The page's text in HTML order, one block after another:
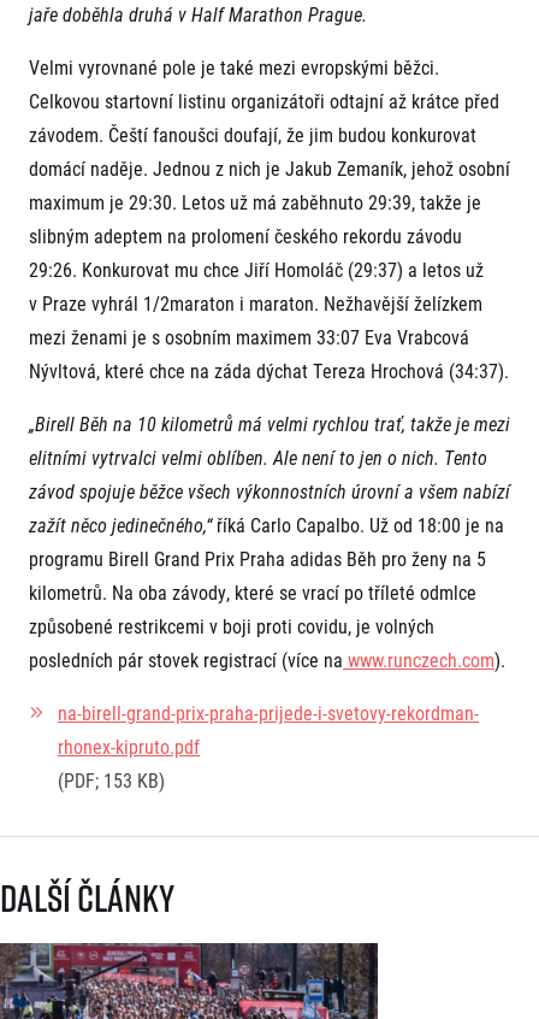
Informace o webu
Všeobecné smluvní podmínky
Informace o cookies
Podmínky GDPR
© 2026 RunCzech s.r.o.
jaře doběhla druhá v Half Marathon Prague.
Velmi vyrovnané pole je také mezi evropskými běžci.
Celkovou startovní listinu organizátoři odtajní až krátce před
závodem. Čeští fanoušci doufají, že jim budou konkurovat
domácí naděje. Jednou z nich je Jakub Zemaník, jehož osobní
maximum je 29:30. Letos už má zaběhnuto 29:39, takže je
slibným adeptem na prolomení českého rekordu závodu
29:26. Konkurovat mu chce Jiří Homoláč (29:37) a letos už
v Praze vyhrál 1/2maraton i maraton. Nežhavější želízkem
mezi ženami je s osobním maximem 33:07 Eva Vrabcová
Nývltová, které chce na záda dýchat Tereza Hrochová (34:37).
„Birell Běh na 10 kilometrů má velmi rychlou trať, takže je mezi
elitními vytrvalci velmi oblíben. Ale není to jen o nich. Tento
závod spojuje běžce všech výkonnostních úrovní a všem nabízí
zažít něco jedinečného,“říká Carlo Capalbo. Už od 18:00 je na
programu Birell Grand Prix Praha adidas Běh pro ženy na 5
kilometrů. Na oba závody, které se vrací po tříleté odmlce
způsobené restrikcemi v boji proti covidu, je volných
posledních pár stovek registrací (více na www.runczech.com).
na-birell-grand-prix-praha-prijede-i-svetovy-rekordman-
rhonex-kipruto.pdf
(PDF; 153 KB)
Další články